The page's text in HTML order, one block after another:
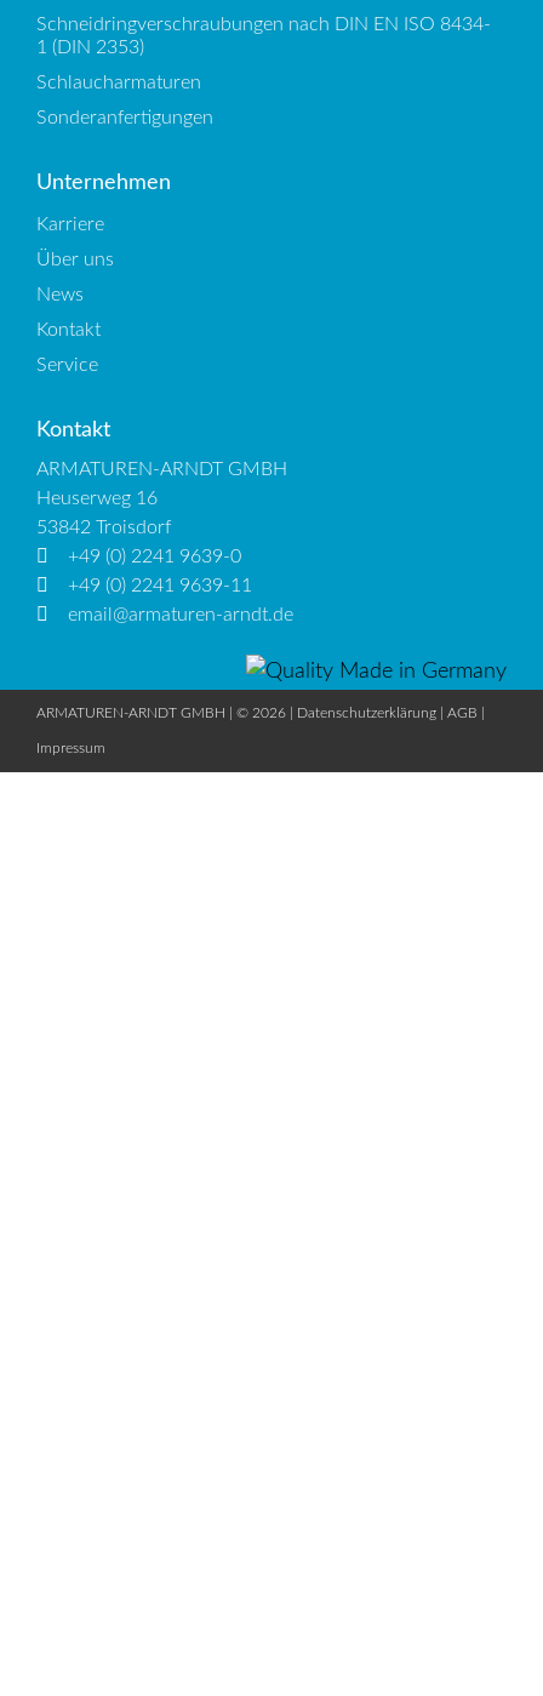
Schneidringverschraubungen nach DIN EN ISO 8434-
1 (DIN 2353)
Schlaucharmaturen
Sonderanfertigungen
Unternehmen
Karriere
Über uns
News
Kontakt
Service
Kontakt
ARMATUREN-ARNDT GMBH
Heuserweg 16
53842 Troisdorf
+49 (0) 2241 9639-0
+49 (0) 2241 9639-11
email@armaturen-arndt.de
ARMATUREN-ARNDT GMBH | © 2026 | Datenschutzerklärung AGB
Impressum